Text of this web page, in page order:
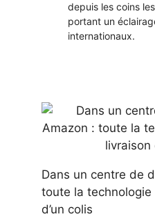
depuis les coins
portant un
internationaux.
Dans un centre de
toute la
d’un colis